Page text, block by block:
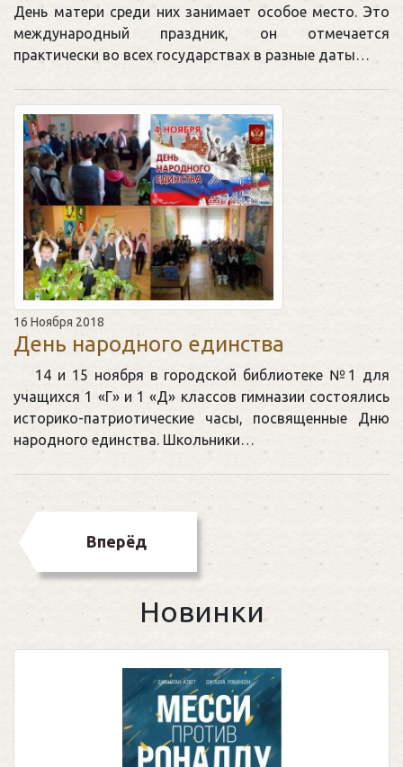
День матери среди них занимает особое место. Это
международный праздник, он отмечается
практически во всех государствах в разные даты…
16 Ноября 2018
День народного единства
14 и 15 ноября в городской библиотеке №1 для
учащихся 1 «Г» и 1 «Д» классов гимназии состоялись
историко-патриотические часы, посвященные Дню
народного единства. Школьники…
Вперёд
Новинки